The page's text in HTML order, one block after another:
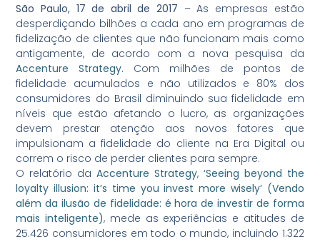
São Paulo, 17 de abril de 2017 – As empresas estão
desperdiçando bilhões a cada ano em programas de
fidelização de clientes que não funcionam mais como
antigamente, de acordo com a nova pesquisa da
Accenture Strategy. Com milhões de pontos de
fidelidade acumulados e não utilizados e 80% dos
consumidores do Brasil diminuindo sua fidelidade em
níveis que estão afetando o lucro, as organizações
devem prestar atenção aos novos fatores que
impulsionam a fidelidade do cliente na Era Digital ou
correm o risco de perder clientes para sempre.
O relatório daAccenture Strategy, ‘Seeing beyond the
loyalty illusion: it’s time you invest more wisely’ (Vendo
além da ilusão de fidelidade: é hora de investir de forma
mais inteligente), mede as experiências e atitudes de
25.426 consumidores em todo o mundo, incluindo 1.322